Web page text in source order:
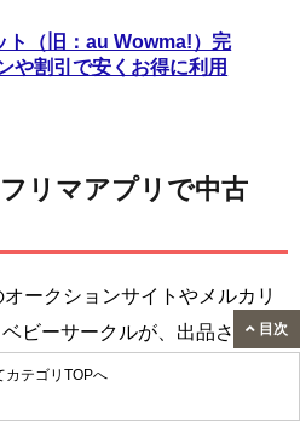
カテゴリTOPへ
ト（旧：au Wowma!）完
や割引で安くお得に利用
リマアプリで中古
ークションサイトやメルカリ
ビーサークルが、出品されて目次